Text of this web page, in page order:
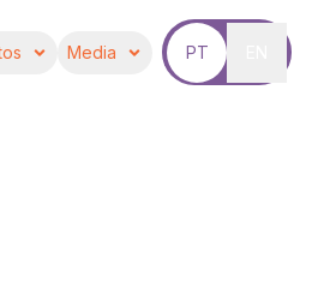
Media PT